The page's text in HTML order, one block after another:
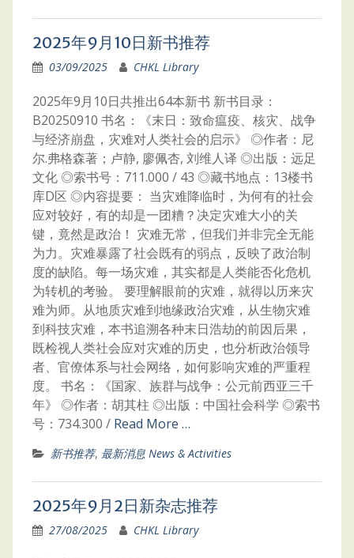
2025年9月10日新书推荐
03/09/2025 CHKL Library
2025年9月10日共推出64本新书 新书目录：
B20250910 书名：《末日：致命瘟疫、核灾、战争
与经济崩盘，灾难对人类社会的启示》 ◎作者：尼
尔.弗格森著；卢静, 廖佩杏, 刘维人译 ◎出版：远足
文化 ◎索书号：711.000 / 43 ◎藏书地点：13楼书
库D区 ◎内容提要： 当灾难降临时，为何有的社会
应对较好，有的却是一团糟？决定灾难大小的关
键，竟然是政治！ 灾难无常，但我们并非完全无能
为力。灾难暴露了社会既有的弱点，反映了政治制
度的缺陷。每一场灾难，其实都是人类能否化危机
为转机的考验。 要理解眼前的灾难，就得以历来灾
难为师。从地质灾难到地缘政治灾难，从生物灾难
到科技灾难，本书追溯各种末日浩劫的前因后果，
既检视人类社会应对灾难的历史，也分析政治领导
者、官僚体系与社会网络，如何影响灾难的严重程
度。 书名：《国家、族群与战争：公元前西亚三千
年》 ◎作者：胡其柱 ◎出版：中国社会科学 ◎索书
号：734.300 / Read More …
新书推荐, 最新消息 News & Activities
2025年9月2日新杂志推荐
27/08/2025 CHKL Library